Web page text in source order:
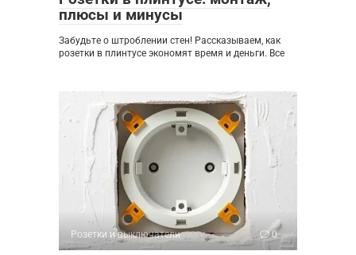
плюсы и минусы
Забудьте о штроблении стен! Рассказываем, как
розетки в плинтусе экономят время и деньги. Все
Розетки и выключатели 0